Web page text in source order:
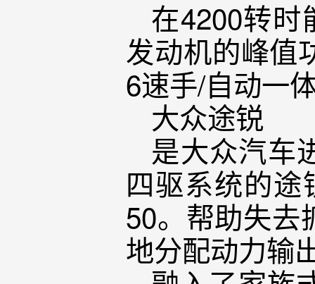
在4200转时
发动机的峰值
6速手/自动一
大众途锐
是大众汽车
四驱系统的
50。帮助失去
地分配动力输